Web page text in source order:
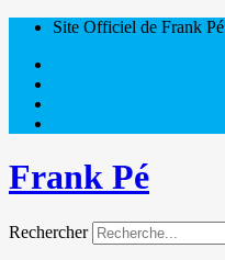
Site Officiel de Frank Pé
Frank Pé
Rechercher